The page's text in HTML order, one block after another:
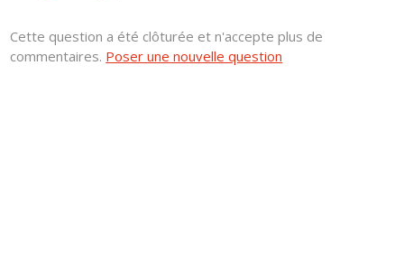
Cette question a été clôturée et n'accepte plus de
commentaires. Poser une nouvelle question